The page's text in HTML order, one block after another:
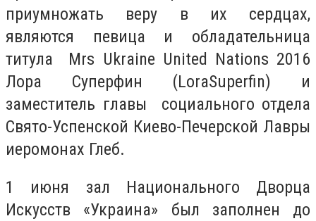
приумножать веру в их сердцах,
являются певица и обладательница
титула Mrs Ukraine United Nations 2016
Лора Суперфин (LoraSuperfin) и
заместитель главы социального отдела
Свято-Успенской Киево-Печерской Лавры
иеромонах Глеб.
1 июня зал Национального Дворца
Искусств «Украина» был заполнен до